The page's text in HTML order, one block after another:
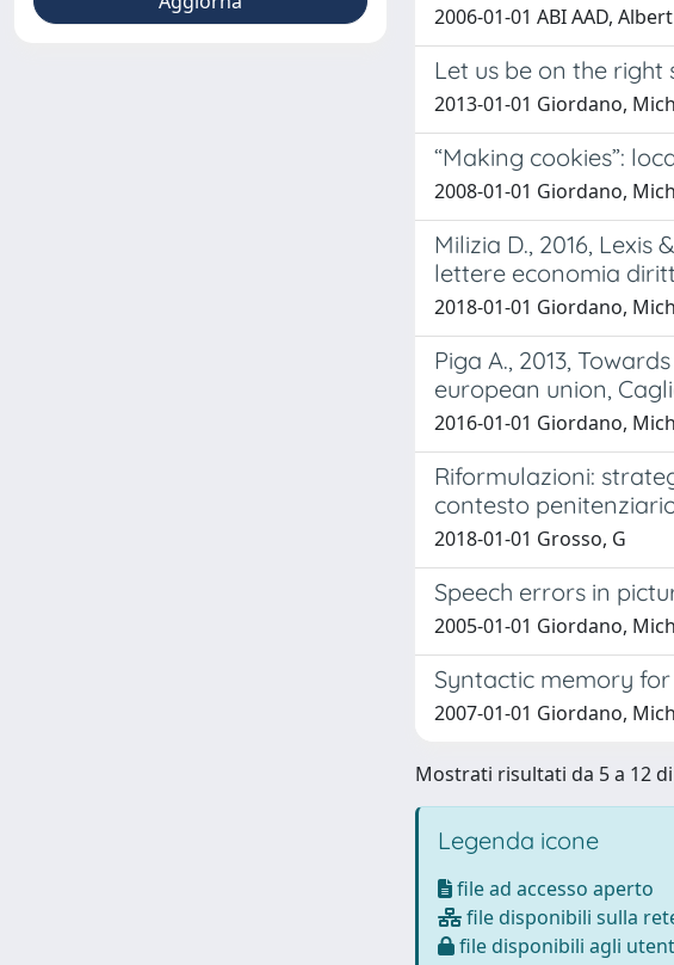
2006-01-01 ABI AAD, Albert
Let us be on the
2013-01-01 Giordano,
“Making cookies”:
2008-01-01 Giordano,
Milizia D., 2016,
lettere economia
2018-01-01 Giordano,
Piga A., 2013,
european union,
2016-01-01 Giordano,
Riformulazioni:
contesto
2018-01-01 Grosso, G
Speech errors in
2005-01-01 Giordano,
Syntactic memory
2007-01-01 Giordano,
Mostrati risultati da 5 a 12
Legenda icone
file ad accesso aperto
file disponibili sulla
file disponibili agli